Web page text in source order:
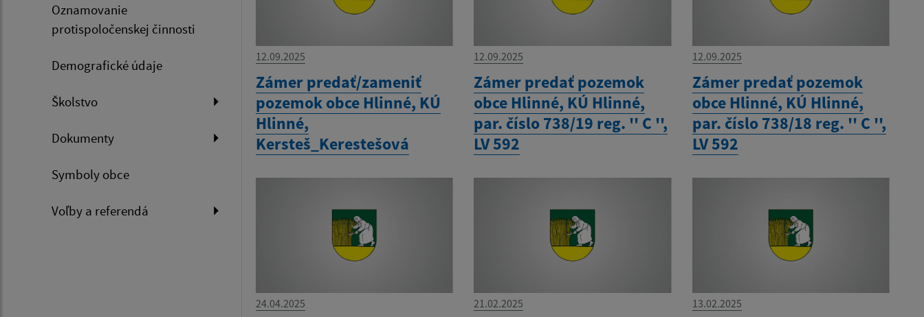
Oznamovanie
protispoločenskej činnosti
Demografické údaje
Školstvo
Dokumenty
Symboly obce
Voľby a referendá
12.09.2025
Zámer predať/zameniť
pozemok obce Hlinné, KÚ
Hlinné,
Kersteš_Kerestešová
12.09.2025
Zámer predať pozemok
obce Hlinné, KÚ Hlinné,
par. číslo 738/19 reg. '' C '',
LV 592
12.09.2025
Zámer predať pozemok
obce Hlinné, KÚ Hlinné,
par. číslo 738/18 reg. '' C '',
LV 592
24.04.2025 21.02.2025 13.02.2025